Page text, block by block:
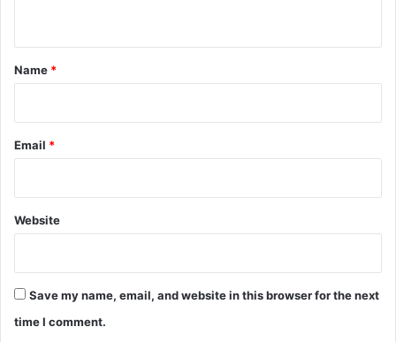
*
Name *
Email *
Website
Save my name, email, and website in this browser for the next
time I comment.